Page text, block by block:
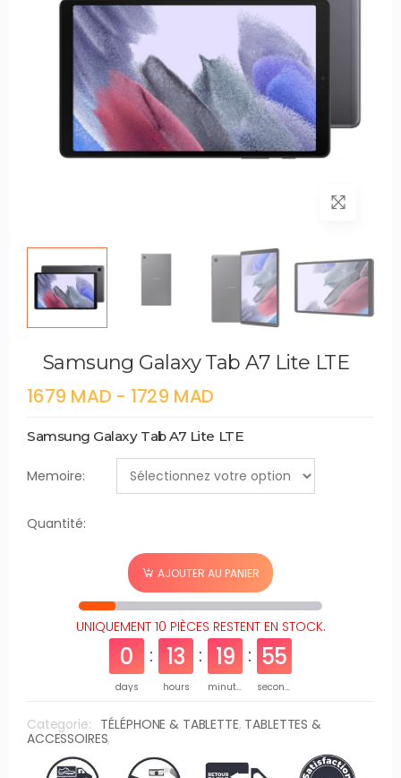
Samsung Galaxy Tab A7 Lite LTE
1679 MAD - 1729 MAD
Samsung Galaxy Tab A7 Lite LTE
Memoire:
Quantité:
AJOUTER AU PANIER
UNIQUEMENT 10 PIÈCES RESTENT EN STOCK.
0
days
13
hours
19
minutes
54
seconds
Categorie: TÉLÉPHONE & TABLETTE, TABLETTES &
ACCESSOIRES,